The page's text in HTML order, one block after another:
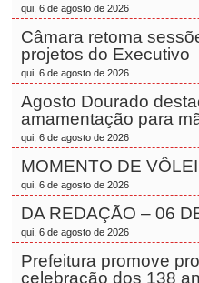
qui, 6 de agosto de 2026
Câmara retoma
projetos do Executivo
qui, 6 de agosto de 2026
Agosto Dourado
amamentação para
qui, 6 de agosto de 2026
MOMENTO DE
qui, 6 de agosto de 2026
DA REDAÇÃO – 06
qui, 6 de agosto de 2026
Prefeitura promove
celebração dos 138